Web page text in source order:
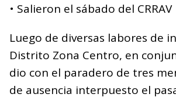
c
e
b
o
o
at
s
A
p
p
ss
e
n
g
e
ai
l
p
y
Li
n
k
m
• Salieron el sábado del CRRAV
Luego de diversas labores de
Distrito Zona Centro, en
dio con el paradero de tres
de ausencia interpuesto el